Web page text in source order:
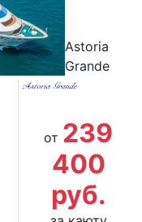
Astoria
Grande
от 239
400
руб.